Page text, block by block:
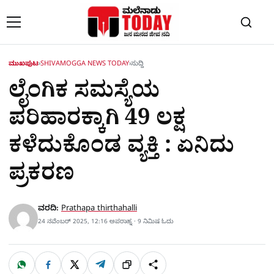
ಮುಖಪುಟ›SHIVAMOGGA NEWS TODAY›ಸುದ್ದಿ
ಲೈಂಗಿಕ ಸಮಸ್ಯೆಯ
ಪರಿಹಾರಕ್ಕಾಗಿ 49 ಲಕ್ಷ
ಕಳೆದುಕೊಂಡ ವ್ಯಕ್ತಿ : ಏನಿದು
ಪ್ರಕರಣ
ವರದಿ: Prathapa thirthahalli
24 ನವೆಂಬರ್ 2025, 12:16 ಅಪರಾಹ್ನ · 9 ನಿಮಿಷ ಓದು
ಹಂಚಿಕೊಳ್ಳಿ
W F X T